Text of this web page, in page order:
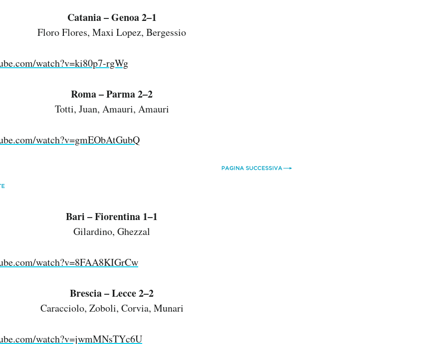
Catania – Genoa 2–1
Floro Flores, Maxi Lopez, Bergessio
watch?v=ki80p7-rgWg
Roma – Parma 2–2
Totti, Juan, Amauri, Amauri
watch?v=gmEObAtGubQ
Bari – Fiorentina 1–1
Gilardino, Ghezzal
watch?v=8FAA8KIGrCw
Brescia – Lecce 2–2
Caracciolo, Zoboli, Corvia, Munari
watch?v=jwmMNsTYc6U